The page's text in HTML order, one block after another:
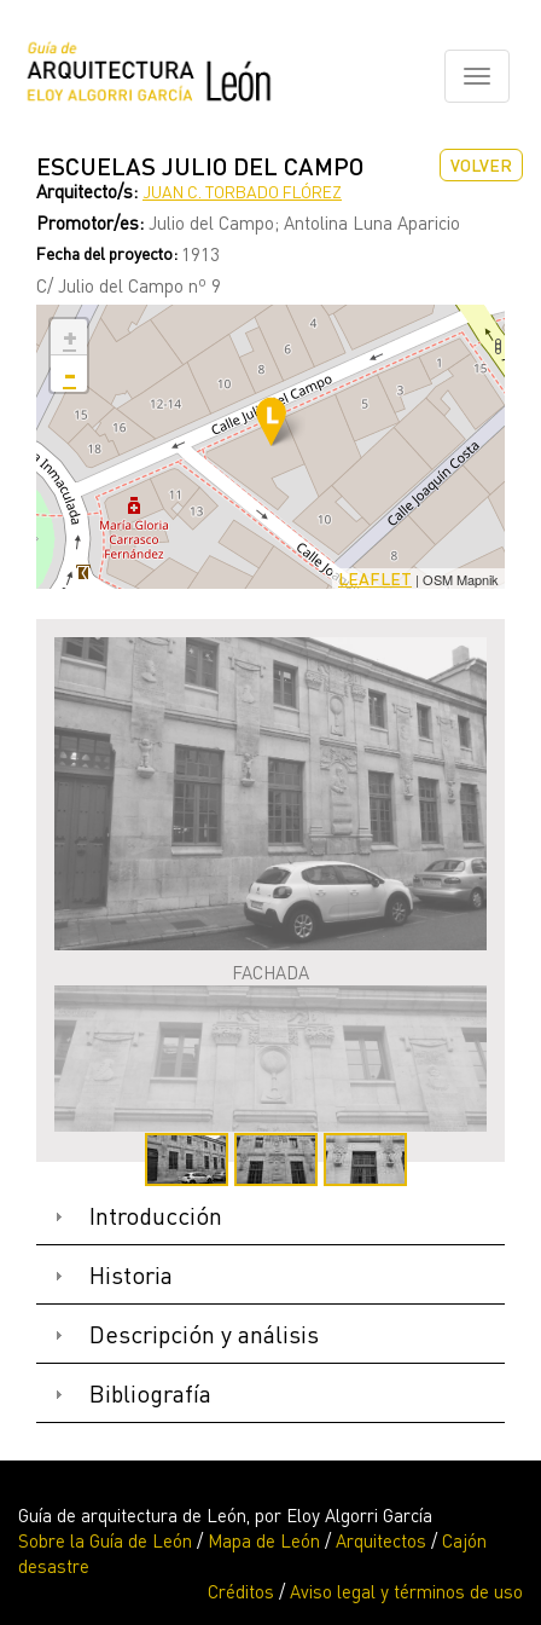
contenido
principal
Toggle
VOLVER
ESCUELAS JULIO DEL CAMPO
Arquitecto/s: JUAN C. TORBADO FLÓREZ
Promotor/es: Julio del Campo; Antolina Luna Aparicio
Fecha del proyecto: 1913
C/ Julio del Campo nº 9
+
-
LEAFLET | OSM Mapnik
FACHADA
FACHADA (PARCIAL 1)
Introducción
Historia
Descripción y análisis
Bibliografía
Guía de arquitectura de León, por Eloy Algorri García
Sobre la Guía de León / Mapa de León /Arquitectos /Cajón
desastre
Créditos /Aviso legal y términos de uso